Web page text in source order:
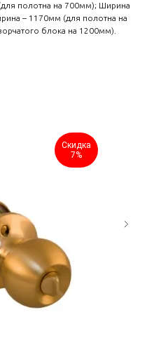
полотна на 700мм); Ширина
– 1170мм (для полотна на
блока на 1200мм).
Скидка
7%